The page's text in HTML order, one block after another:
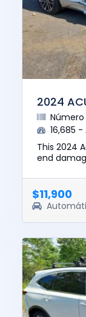
2024
16,685
This 2024
end
was
$11,900